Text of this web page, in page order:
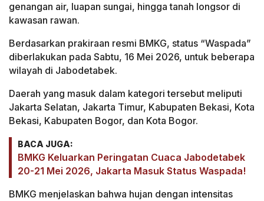
genangan air, luapan sungai, hingga tanah longsor di
kawasan rawan.
Berdasarkan prakiraan resmi BMKG, status “Waspada”
diberlakukan pada Sabtu, 16 Mei 2026, untuk beberapa
wilayah di Jabodetabek.
Daerah yang masuk dalam kategori tersebut meliputi
Jakarta Selatan, Jakarta Timur, Kabupaten Bekasi, Kota
Bekasi, Kabupaten Bogor, dan Kota Bogor.
BACA JUGA:
BMKG Keluarkan Peringatan Cuaca Jabodetabek
20-21 Mei 2026, Jakarta Masuk Status Waspada!
BMKG menjelaskan bahwa hujan dengan intensitas